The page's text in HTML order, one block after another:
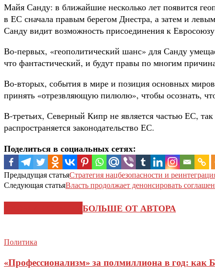
Майя Санду: в ближайшие несколько лет появится
в ЕС сначала правым берегом Днестра, а затем и
Санду видит возможность присоединения к
Во-первых, «геополитический шанс» для Санду
что фантастический, и будут правы по многим
Во-вторых, события в мире и позиция основных
принять «отрезвляющую пилюлю», чтобы осознать,
В-третьих, Северный Кипр не является частью ЕС,
распространяется законодательство ЕС.
Поделиться в социальных сетях:
Предыдущая статьяСтратегия нацбезопасности и
Следующая статьяВласть продолжает денонсировать
БОЛЬШЕ ОТ АВТОРА
Политика
«Профессионализм» за полмиллиона в год: